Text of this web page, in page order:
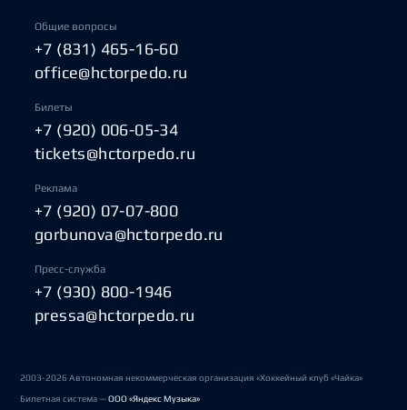
Общие вопросы
+7 (831) 465-16-60
office@hctorpedo.ru
Билеты
+7 (920) 006-05-34
tickets@hctorpedo.ru
Реклама
+7 (920) 07-07-800
gorbunova@hctorpedo.ru
Пресс-служба
+7 (930) 800-1946
pressa@hctorpedo.ru
2003-2026 Автономная некоммерческая организация «Хоккейный клуб «Чайка»
Билетная система —ООО «Яндекс Музыка»